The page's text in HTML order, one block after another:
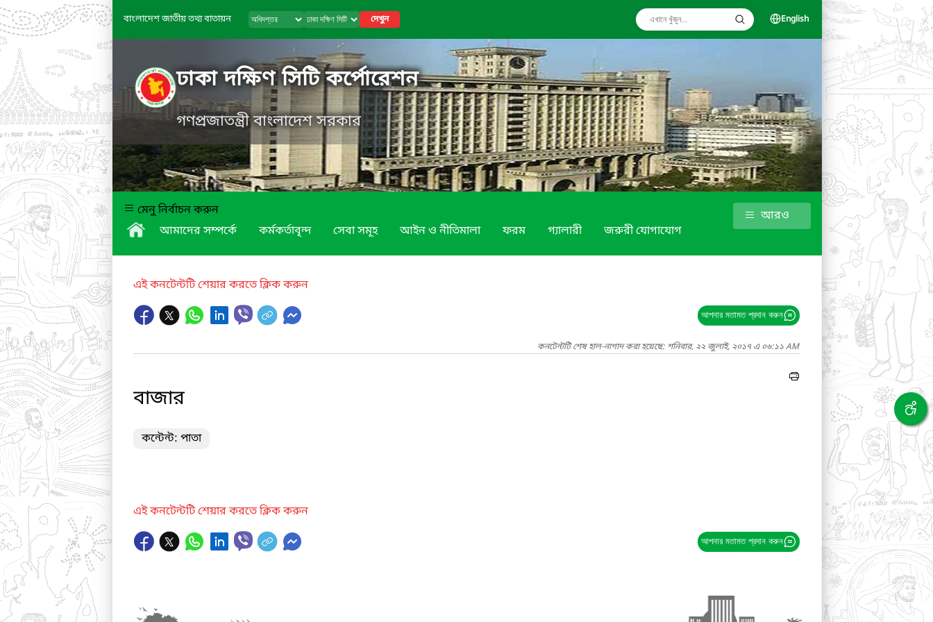
বাংলাদেশ জাতীয় তথ্য বাতায়ন দেখুন English
ঢাকা দক্ষিণ সিটি কর্পোরেশন
গণপ্রজাতন্ত্রী বাংলাদেশ সরকার
মেনু নির্বাচন করুন
আমাদের সম্পর্কে
কর্মকর্তাবৃন্দ সেবা সমূহ আইন ও নীতিমালা ফরম গ্যালারী জরুরী যোগাযোগ
আরও
এই কনটেন্টটি শেয়ার করতে ক্লিক করুন
আপনার মতামত প্রদান করুন
কনটেন্টটি শেষ হাল-নাগাদ করা হয়েছে: শনিবার, ২২ জুলাই, ২০১৭ এ ০৬:১১ AM
বাজার
কন্টেন্ট: পাতা
এই কনটেন্টটি শেয়ার করতে ক্লিক করুন
আপনার মতামত প্রদান করুন